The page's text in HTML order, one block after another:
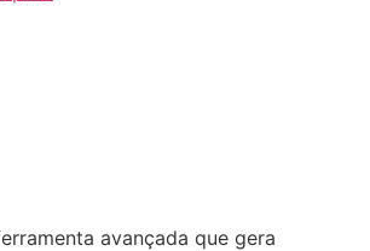
avançada que gera